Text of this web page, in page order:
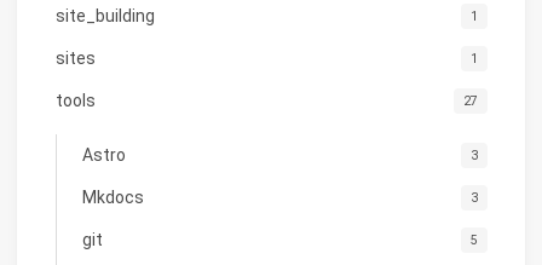
site_building 1
sites 1
tools 27
Astro 3
Mkdocs 3
git 5